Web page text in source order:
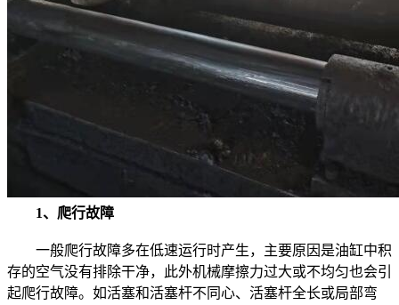
1、爬行故障
一般爬行故障多在低速运行时产生，主要原因是油缸中积
存的空气没有排除干净，此外机械摩擦力过大或不均匀也会引
起爬行故障。如活塞和活塞杆不同心、活塞杆全长或局部弯